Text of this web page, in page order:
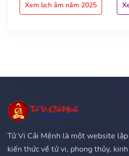
Xem lịch âm năm 2025
Tử Vi Cải Mệnh là một website
kiến thức về tử vi, phong thủy,